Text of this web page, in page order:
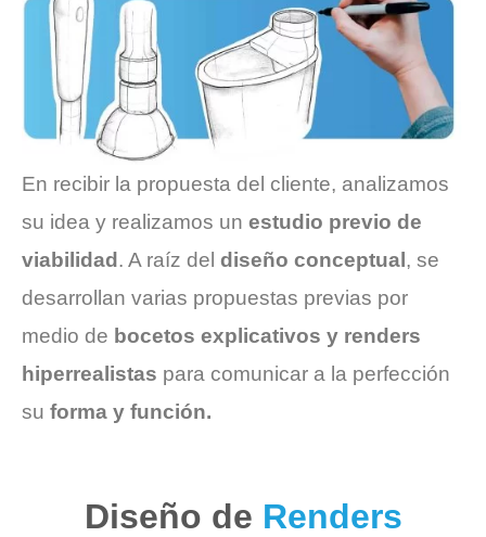
En recibir la propuesta del cliente, analizamos
su idea y realizamos un estudio previo de
viabilidad . A raíz del diseño conceptual , se
desarrollan varias propuestas previas por
medio de bocetos explicativos y renders
hiperrealistas para comunicar a la perfección
su forma y función.
Diseño de Renders